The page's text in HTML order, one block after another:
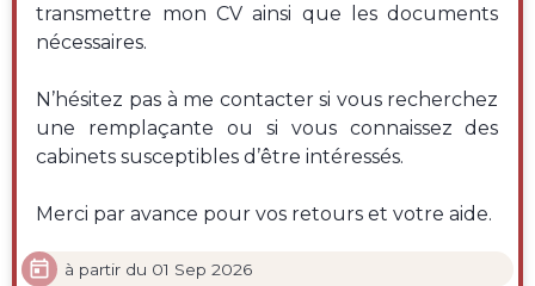
transmettre mon CV ainsi que les documents
nécessaires.
N’hésitez pas à me contacter si vous recherchez
une remplaçante ou si vous connaissez des
cabinets susceptibles d’être intéressés.
Merci par avance pour vos retours et votre aide.
 à partir du 01 Sep 2026